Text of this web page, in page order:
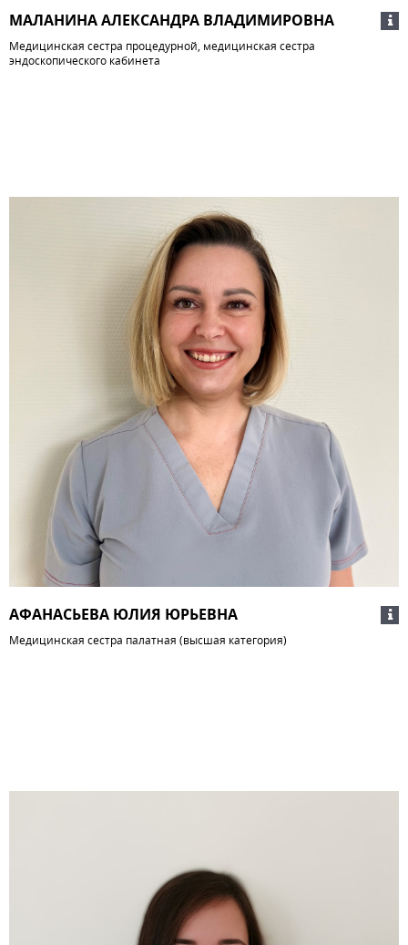
МАЛАНИНА АЛЕКСАНДРА ВЛАДИМИРОВНА
Медицинская сестра процедурной, медицинская сестра
эндоскопического кабинета
АФАНАСЬЕВА ЮЛИЯ ЮРЬЕВНА
Медицинская сестра палатная (высшая категория)